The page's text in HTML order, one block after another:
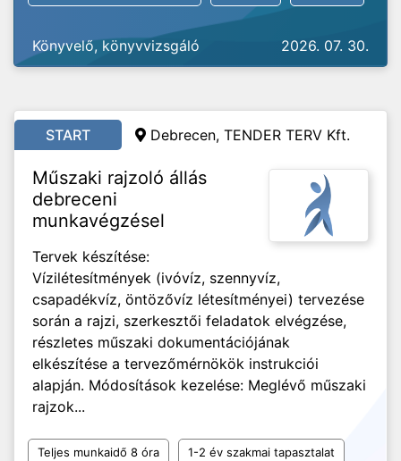
Könyvelő, könyvvizsgáló 2026. 07. 30.
START Debrecen, TENDER TERV Kft.
Műszaki rajzoló állás
debreceni
munkavégzésel
Tervek készítése:
Vízilétesítmények (ivóvíz, szennyvíz,
csapadékvíz, öntözővíz létesítményei) tervezése
során a rajzi, szerkesztői feladatok elvégzése,
részletes műszaki dokumentációjának
elkészítése a tervezőmérnökök instrukciói
alapján. Módosítások kezelése: Meglévő műszaki
rajzok...
Teljes munkaidő 8 óra 1-2 év szakmai tapasztalat